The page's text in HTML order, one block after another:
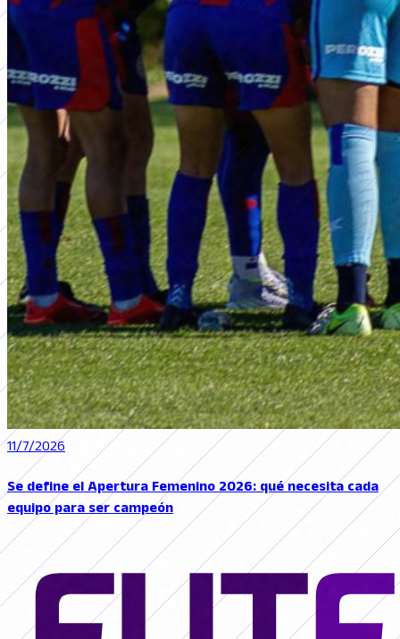
11/7/2026
Se define el Apertura Femenino 2026: qué necesita cada
equipo para ser campeón